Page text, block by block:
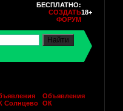
БЕСПЛАТНО:
СОЗДАТЬ
ФОРУМ
18+
Солнцево
Объявления
ОК